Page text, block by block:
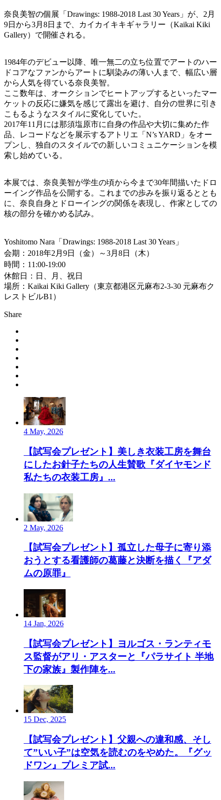
奈良美智の個展「Drawings: 1988-2018 Last 30 Years」が、2月
9日から3月8日まで、カイカイキキギャラリー（Kaikai Kiki
Gallery）で開催される。
1984年のデビュー以降、唯一無二の立ち位置でアートのハー
ドコアなファンからアートに馴染みの薄い人まで、幅広い層
から人気を得ている奈良美智。
ここ数年は、オークションでヒートアップするといったマー
ケットの反応に嫌気を感じて露出を避け、自分の世界に引き
こもるようなスタイルに変化していた。
2017年11月には那須塩原市に自身の作品や大切に集めた作
品、レコードなどを展示するアトリエ「N’s YARD」をオー
プンし、独自のスタイルでの新しいコミュニケーションを模
索し始めている。
本展では、奈良美智が学生の頃から今まで30年間描いたドロ
ーイング作品を公開する。これまでの歩みを振り返るととも
に、奈良自身とドローイングの関係を表現し、作家としての
核の部分を確かめる試み。
Yoshitomo Nara「Drawings: 1988-2018 Last 30 Years」
会期：2018年2月9日（金）～3月8日（木）
時間：11:00-19:00
休館日：日、月、祝日
場所：Kaikai Kiki Gallery（東京都港区元麻布2-3-30 元麻布ク
レストビルB1）
Share
4 May, 2026
【試写会プレゼント】美しき衣装工房を舞台
にしたお針子たちの人生賛歌『ダイヤモンド
私たちの衣装工房』...
2 May, 2026
【試写会プレゼント】孤立した母子に寄り添
おうとする看護師の葛藤と決断を描く『アダ
ムの原罪』
14 Jan, 2026
【試写会プレゼント】ヨルゴス・ランティモ
ス監督がアリ・アスターと『パラサイト 半地
下の家族』製作陣を...
15 Dec, 2025
【試写会プレゼント】父親への違和感、そし
て”いい子”は空気を読むのをやめた。『グッ
ドワン』プレミア試...